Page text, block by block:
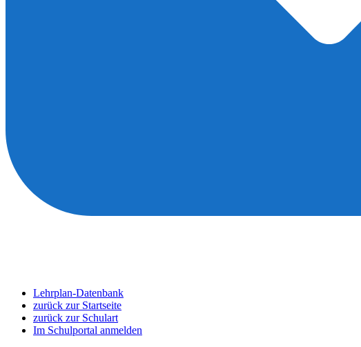
Lehrplan-Datenbank
zurück zur Startseite
zurück zur Schulart
Im Schulportal anmelden